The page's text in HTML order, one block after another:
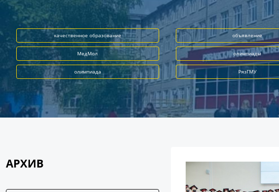
качественное образование объявление
МедМол олимпиады
олимпиада РязГМУ
АРХИВ